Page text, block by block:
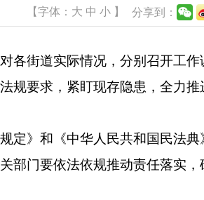
【字体： 大 中 小 】 分享到：
街道实际情况，分别召开工作
规要求，紧盯现存隐患，全力
》和《中华人民共和国民法典
部门要依法依规推动责任落实，